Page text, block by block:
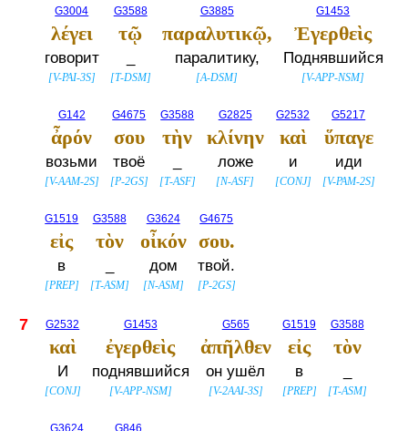
G3004
λέγει
говорит
[V-PAI-3S]
G3588
τῷ
[T-DSM]
G3885
παραλυτικῷ,
паралитику,
[A-DSM]
G1453
Ἐγερθεὶς
Поднявшийся
[V-APP-NSM]
G142
ἆρόν
возьми
[V-AAM-2S]
G4675
σου
твоё
[P-2GS]
G3588
τὴν
[T-ASF]
G2825
κλίνην
ложе
[N-ASF]
G2532
καὶ
и
[CONJ]
G5217
ὕπαγε
иди
[V-PAM-2S]
G1519
εἰς
в
[PREP]
G3588
τὸν
[T-ASM]
G3624
οἶκόν
дом
[N-ASM]
G4675
σου.
твой.
[P-2GS]
7 G2532
καὶ
И
[CONJ]
G1453
ἐγερθεὶς
поднявшийся
[V-APP-NSM]
G565
ἀπῆλθεν
он ушёл
[V-2AAI-3S]
G1519
εἰς
в
[PREP]
G3588
τὸν
[T-ASM]
G3624 G846